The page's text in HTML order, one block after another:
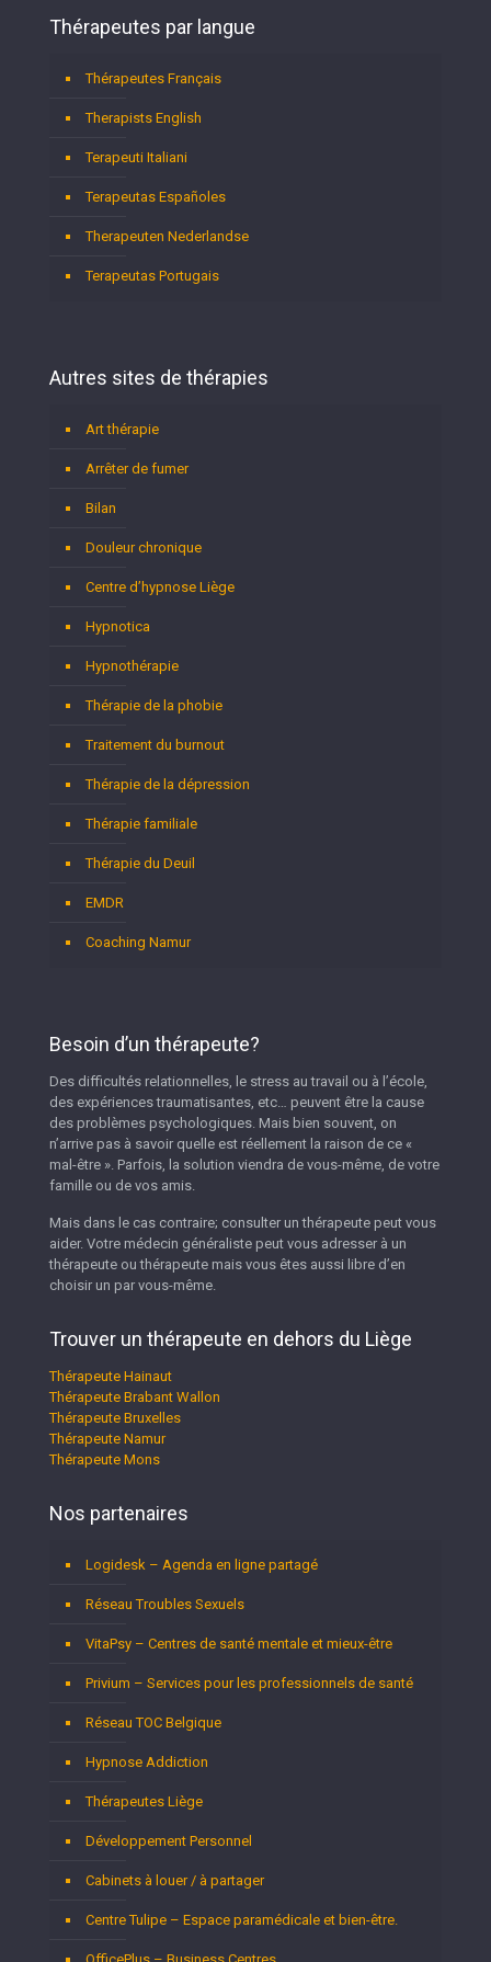
Thérapeutes par langue
Thérapeutes Français
Therapists English
Terapeuti Italiani
Terapeutas Españoles
Therapeuten Nederlandse
Terapeutas Portugais
Autres sites de thérapies
Art thérapie
Arrêter de fumer
Bilan
Douleur chronique
Centre d’hypnose Liège
Hypnotica
Hypnothérapie
Thérapie de la phobie
Traitement du burnout
Thérapie de la dépression
Thérapie familiale
Thérapie du Deuil
EMDR
Coaching Namur
Besoin d’un thérapeute?
Des difficultés relationnelles, le stress au travail ou à l’école,
des expériences traumatisantes, etc… peuvent être la cause
des problèmes psychologiques. Mais bien souvent, on
n’arrive pas à savoir quelle est réellement la raison de ce «
mal-être ». Parfois, la solution viendra de vous-même, de votre
famille ou de vos amis.
Mais dans le cas contraire; consulter un thérapeute peut vous
aider. Votre médecin généraliste peut vous adresser à un
thérapeute ou thérapeute mais vous êtes aussi libre d’en
choisir un par vous-même.
Trouver un thérapeute en dehors du Liège
Thérapeute Hainaut
Thérapeute Brabant Wallon
Thérapeute Bruxelles
Thérapeute Namur
Thérapeute Mons
Nos partenaires
Logidesk – Agenda en ligne partagé
Réseau Troubles Sexuels
VitaPsy – Centres de santé mentale et mieux-être
Privium – Services pour les professionnels de santé
Réseau TOC Belgique
Hypnose Addiction
Thérapeutes Liège
Développement Personnel
Cabinets à louer / à partager
Centre Tulipe – Espace paramédicale et bien-être.